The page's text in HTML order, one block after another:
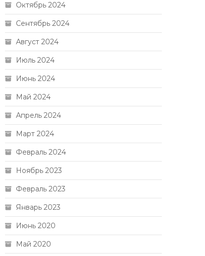
Октябрь 2024
Сентябрь 2024
Август 2024
Июль 2024
Июнь 2024
Май 2024
Апрель 2024
Март 2024
Февраль 2024
Ноябрь 2023
Февраль 2023
Январь 2023
Июнь 2020
Май 2020